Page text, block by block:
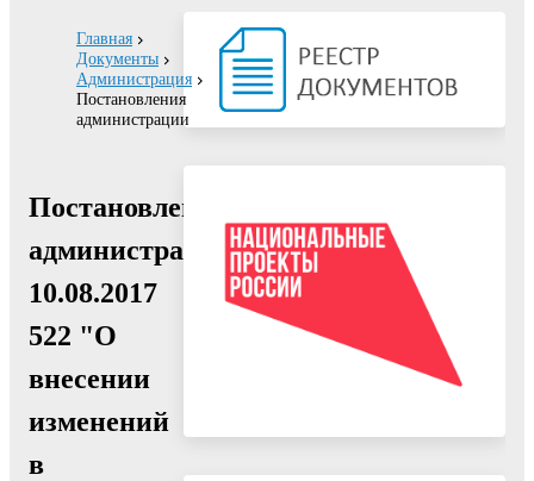
Главная
Документы
Администрация
Постановления
администрации
Постановление
администрации
10.08.2017
522 "О
внесении
изменений
в